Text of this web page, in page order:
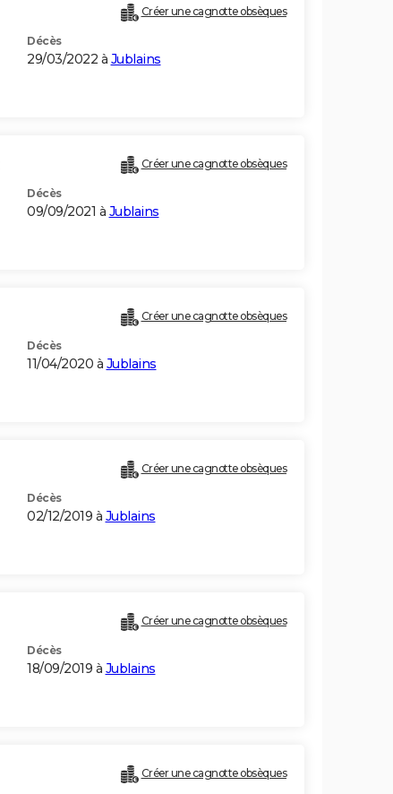
Créer une cagnotte obsèques
Décès
29/03/2022 à Jublains
Créer une cagnotte obsèques
Décès
09/09/2021 à Jublains
Créer une cagnotte obsèques
Décès
11/04/2020 à Jublains
Créer une cagnotte obsèques
Décès
02/12/2019 à Jublains
Créer une cagnotte obsèques
Décès
18/09/2019 à Jublains
Créer une cagnotte obsèques